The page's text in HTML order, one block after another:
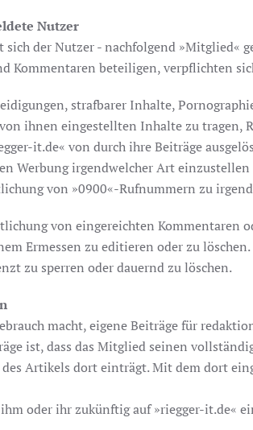
Nutzer
der Nutzer - nachfolgend »Mitglied«
Kommentaren beteiligen, verpflichten
strafbarer Inhalte,
ihnen eingestellten Inhalte zu tragen,
it.de« von durch ihre Beiträge
Werbung irgendwelcher Art
von »0900«-Rufnummern zu
von eingereichten Kommentaren
Ermessen zu editieren oder zu
zu sperren oder dauernd zu löschen.
macht, eigene Beiträge für
ist, dass das Mitglied seinen
Artikels dort einträgt. Mit dem dort
oder ihr zukünftig auf »riegger-it.de«